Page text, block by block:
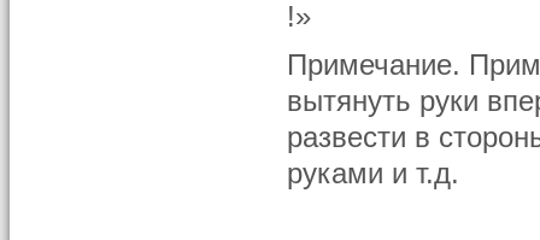
!»
Примечание.
вытянуть руки
развести в
руками и т.д.